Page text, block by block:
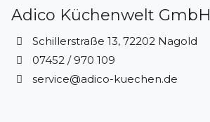
Adico Küchenwelt GmbH
Schillerstraße 13, 72202 Nagold
07452 / 970 109
service@adico-kuechen.de